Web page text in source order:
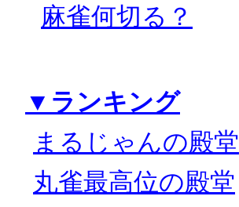
麻雀何切る？
▼ランキング
まるじゃんの殿堂
丸雀最高位の殿堂